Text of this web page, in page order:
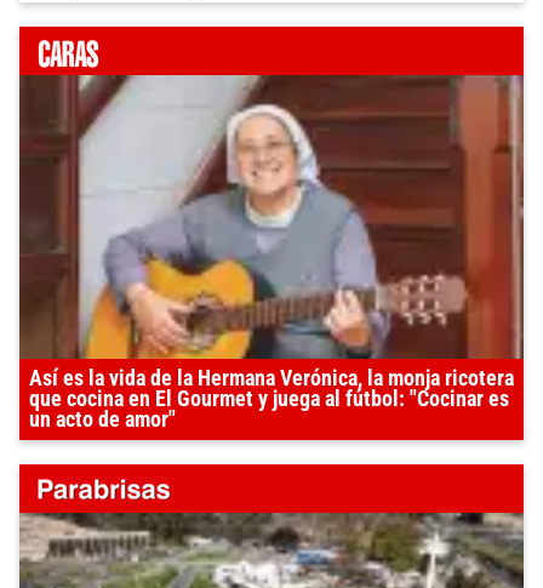
Así es la vida de la Hermana Verónica, la monja ricotera
que cocina en El Gourmet y juega al fútbol: "Cocinar es
un acto de amor"